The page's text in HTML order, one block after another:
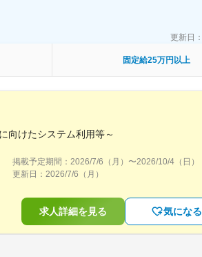
更新日：
固定給25万円以上
向けたシステム利用等～
掲載予定期間： 2026/7/6（月） 〜2026/10/4（日）
更新日： 2026/7/6（月）
求人詳細を見る 気になる